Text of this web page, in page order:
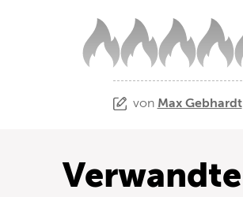
von Max Gebhardt
Verwandte